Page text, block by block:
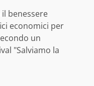
benessere
economici per
un
"Salviamo la